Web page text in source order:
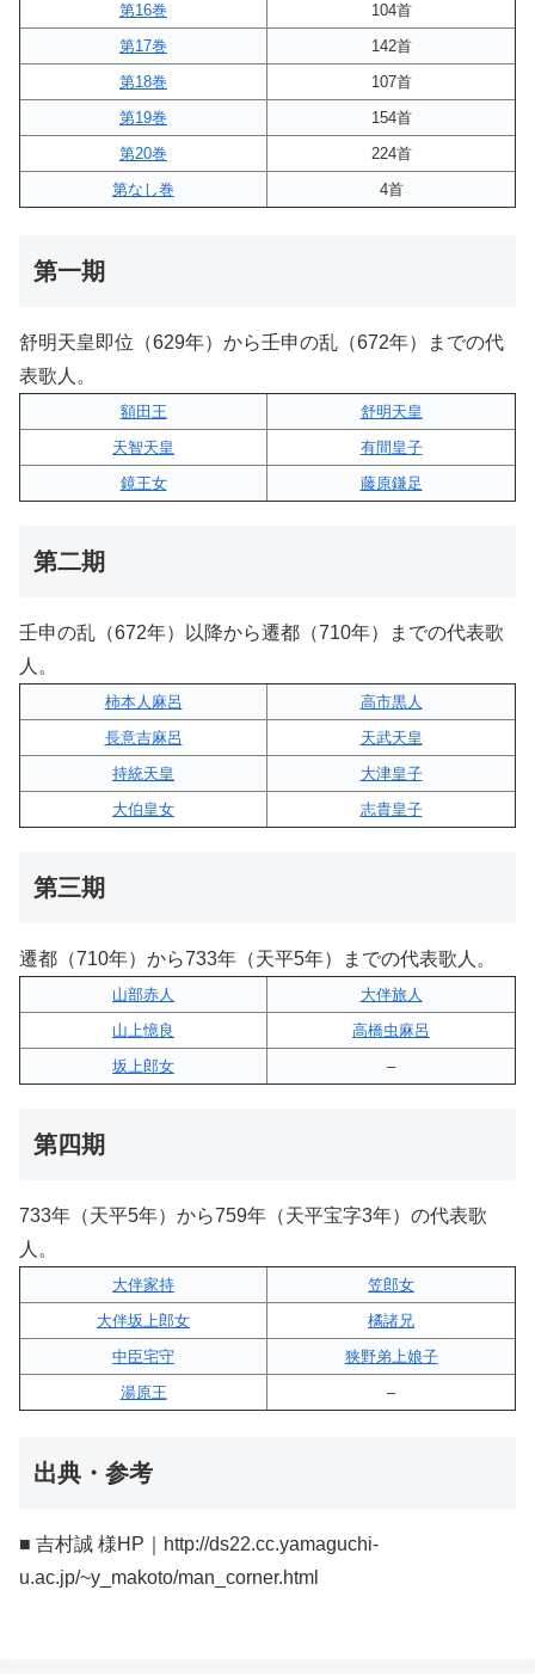
第16巻
104首
第17巻
142首
第18巻
107首
第19巻
154首
第20巻
224首
第なし巻
4首
第一期
舒明天皇即位（629年）から壬申の乱（672年）までの代
表歌人。
額田王
舒明天皇
天智天皇
有間皇子
鏡王女
藤原鎌足
第二期
壬申の乱（672年）以降から遷都（710年）までの代表歌
人。
柿本人麻呂
高市黒人
長意吉麻呂
天武天皇
持統天皇
大津皇子
大伯皇女
志貴皇子
第三期
遷都（710年）から733年（天平5年）までの代表歌人。
山部赤人
大伴旅人
山上憶良
高橋虫麻呂
坂上郎女
–
第四期
733年（天平5年）から759年（天平宝字3年）の代表歌
人。
大伴家持
笠郎女
大伴坂上郎女
橘諸兄
中臣宅守
狭野弟上娘子
湯原王
–
出典・参考
■ 吉村誠 様HP｜http://ds22.cc.yamaguchi-
u.ac.jp/~y_makoto/man_corner.html